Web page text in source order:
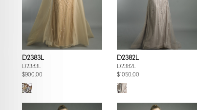
D2383L
D2383L
$900.00
D2382L
D2382L
$1050.00